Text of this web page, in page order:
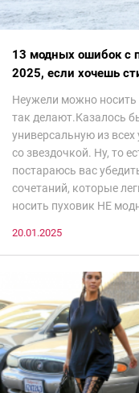
13 модных ошибок с
2025, если хочешь
Неужели можно носить
так делают.Казалось
универсальную из
со звездочкой. Ну, то
постараюсь вас
сочетаний, которые
носить пуховик НЕ
20.01.2025